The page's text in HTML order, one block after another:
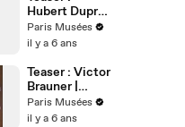
Hubert Duprat
| Musée d’Art
Moderne de
Paris Musées
il y a 6 ans
Teaser : Victor
Brauner |
Musée d’Art
Moderne de
Paris Musées
il y a 6 ans